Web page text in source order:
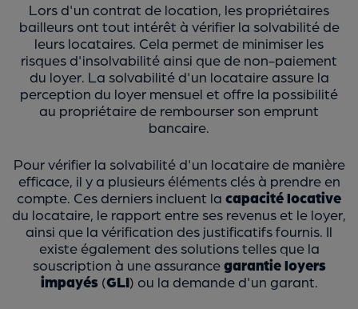
Lors d'un contrat de location, les propriétaires
bailleurs ont tout intérêt à vérifier la solvabilité de
leurs locataires. Cela permet de minimiser les
risques d'insolvabilité ainsi que de non-paiement
du loyer. La solvabilité d'un locataire assure la
perception du loyer mensuel et offre la possibilité
au propriétaire de rembourser son emprunt
bancaire.
Pour vérifier la solvabilité d'un locataire de manière
efficace, il y a plusieurs éléments clés à prendre en
compte. Ces derniers incluent la capacité locative
du locataire, le rapport entre ses revenus et le loyer,
ainsi que la vérification des justificatifs fournis. Il
existe également des solutions telles que la
souscription à une assurancegarantie loyers
impayés(GLI) ou la demande d'un garant.